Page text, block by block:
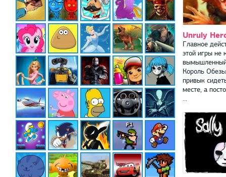
Unruly
Главное
этой игры не
Король
привык
месте, а
...